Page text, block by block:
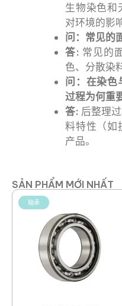
生物染色和
对环境的影
问：常见的
答: 常见的
色、分散染
问：在染色
过程为何重
答: 后整理
料特性（如
产品。
SẢN PHẨM MỚI NHẤT
轴承